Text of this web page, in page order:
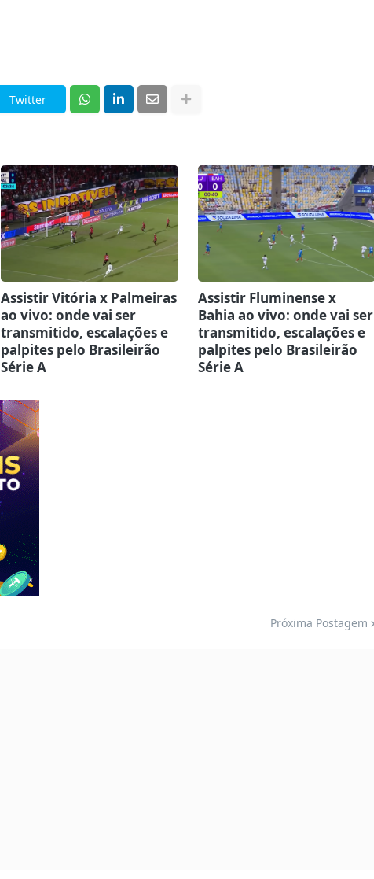
Twitter
Assistir Vitória x Palmeiras
ao vivo: onde vai ser
transmitido, escalações e
palpites pelo Brasileirão
Série A
Assistir Fluminense x
Bahia ao vivo: onde vai ser
transmitido, escalações e
palpites pelo Brasileirão
Série A
Próxima Postagem